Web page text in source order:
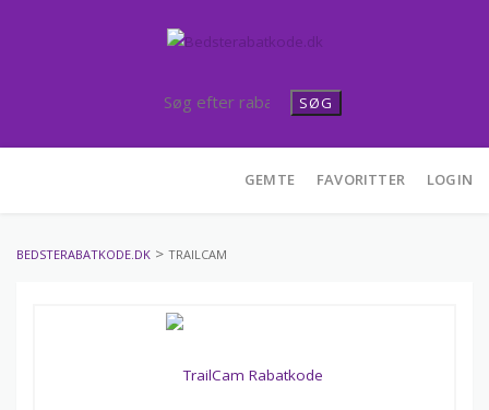
SØG
GEMTE FAVORITTER LOGIN
BEDSTERABATKODE.DK > TRAILCAM